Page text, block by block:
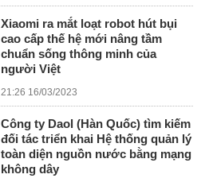
Xiaomi ra mắt loạt robot hút bụi
cao cấp thế hệ mới nâng tầm
chuẩn sống thông minh của
người Việt
21:26 16/03/2023
Công ty Daol (Hàn Quốc) tìm kiếm
đối tác triển khai Hệ thống quản lý
toàn diện nguồn nước bằng mạng
không dây